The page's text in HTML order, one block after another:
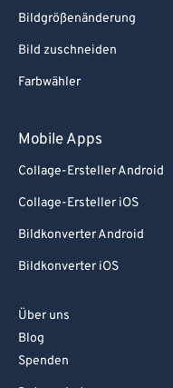
Bildgrößenänderung
Bild zuschneiden
Farbwähler
Mobile Apps
Collage-Ersteller Android
Collage-Ersteller iOS
Bildkonverter Android
Bildkonverter iOS
Über uns
Blog
Spenden